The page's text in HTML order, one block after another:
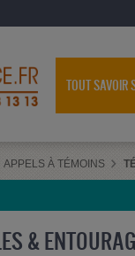
TOUT SAVOIR
APPELS À TÉMOINS
&